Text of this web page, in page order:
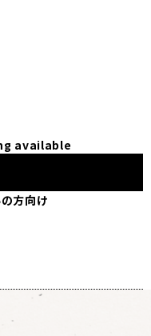
available
方向け